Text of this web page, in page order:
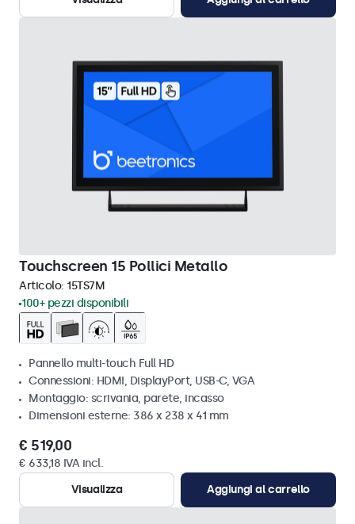
Touchscreen 15 Pollici Metallo
Articolo: 15TS7M
100+ pezzi disponibili
Pannello multi-touch Full HD
Connessioni: HDMI, DisplayPort, USB-C, VGA
Montaggio: scrivania, parete, incasso
Dimensioni esterne: 386 x 238 x 41 mm
€ 519,00
€ 633,18 IVA incl.
Visualizza
Aggiungi al carrello